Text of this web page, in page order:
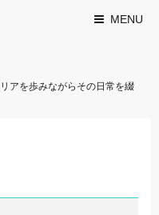
MENU
アを歩みながらその日常を綴